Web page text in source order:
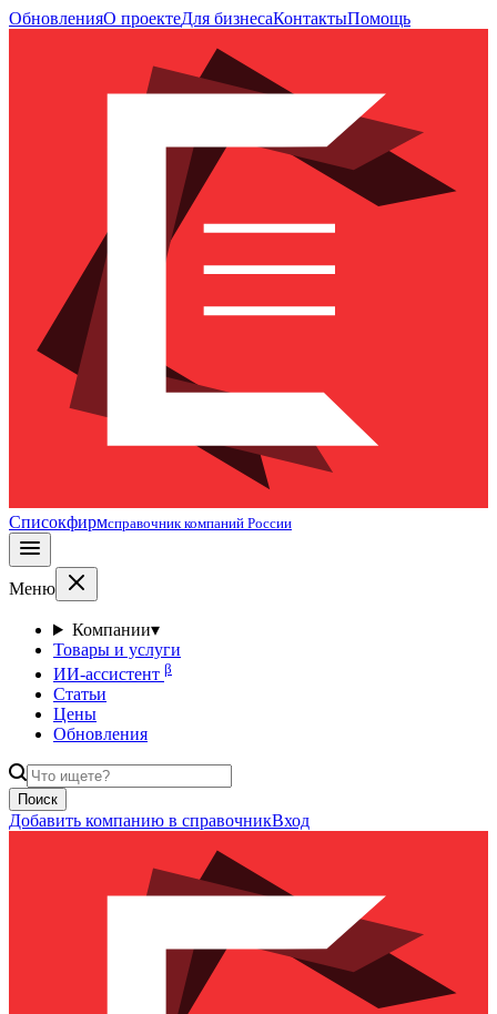
ОбновленияО проектеДля бизнесаКонтактыПомощь
Списокфирмсправочник компаний России
Меню
Компании▾
Товары и услуги
ИИ-ассистент β
Статьи
Цены
Обновления
Поиск
Добавить компанию в справочникВход